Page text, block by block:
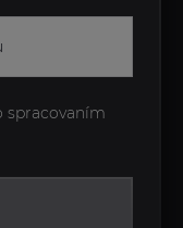
spracovaním